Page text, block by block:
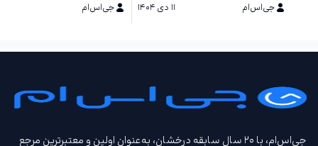
جی‌اس‌ام
۱۱ دی ۱۴۰۴
جی‌اس‌ام
جی‌اس‌ام، با ۲۰ سال سابقه درخشان، به‌عنوان اولین و معتبرترین مرجع